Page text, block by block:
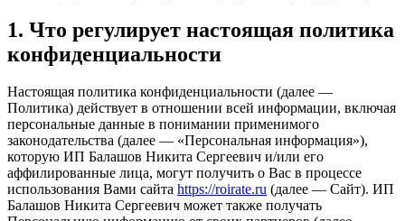
1. Что регулирует настоящая политика
конфиденциальности
Настоящая политика конфиденциальности (далее —
Политика) действует в отношении всей информации, включая
персональные данные в понимании применимого
законодательства (далее — «Персональная информация»),
которую ИП Балашов Никита Сергеевич и/или его
аффилированные лица, могут получить о Вас в процессе
использования Вами сайта https://roirate.ru (далее — Сайт). ИП
Балашов Никита Сергеевич может также получать